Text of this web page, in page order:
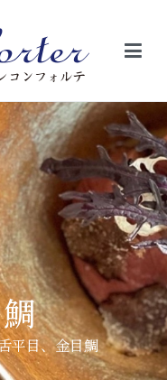
山/フレンチ（フラ
素材そのものの旨さを閉
平目、金目鯛